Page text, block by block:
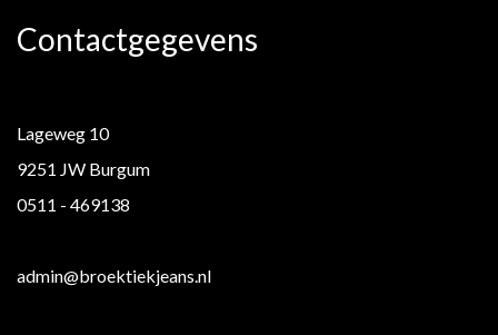
Contactgegevens
Lageweg 10
9251 JW Burgum
0511 - 469138
admin@broektiekjeans.nl